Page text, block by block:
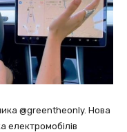
@greentheonly. Нова
електромобілів